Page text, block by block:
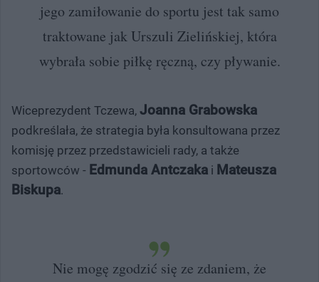
jego zamiłowanie do sportu jest tak samo
traktowane jak Urszuli Zielińskiej, która
wybrała sobie piłkę ręczną, czy pływanie.
Wiceprezydent Tczewa, Joanna Grabowska
podkreślała, że strategia była konsultowana przez
komisję przez przedstawicieli rady, a także
sportowców - Edmunda Antczaka i Mateusza
Biskupa.
Nie mogę zgodzić się ze zdaniem, że